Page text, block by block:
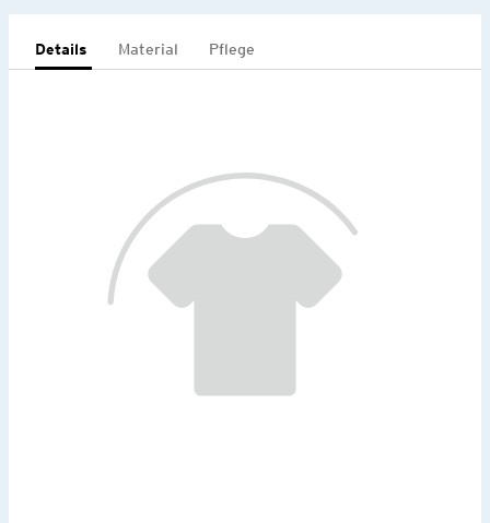
Details Material Pflege